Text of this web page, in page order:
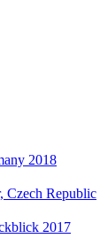
2018
Czech Republic
2017